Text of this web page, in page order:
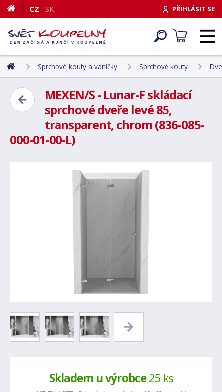
PŘIHLÁSIT SE
CZ SK
Sprchové kouty a vaničky Sprchové kouty
MEXEN/S - Lunar-F skládací
sprchové dveře levé 85,
transparent, chrom (836-085-
000-01-00-L)
Skladem u výrobce25 ks